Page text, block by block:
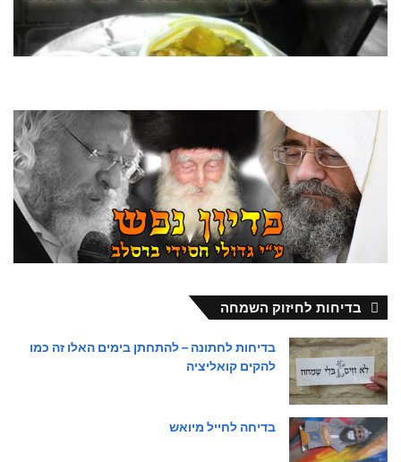
בדיחות לחיזוק השמחה
בדיחות לחתונה – להתחתן בימים האלו זה כמו
להקים קואליציה
בדיחה לחייל מיואש